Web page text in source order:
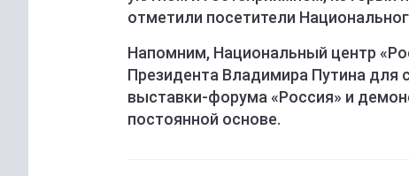
отметили посетители
Напомним, Национальный центр
Президента Владимира Путина для
выставки-форума «Россия» и
постоянной основе.